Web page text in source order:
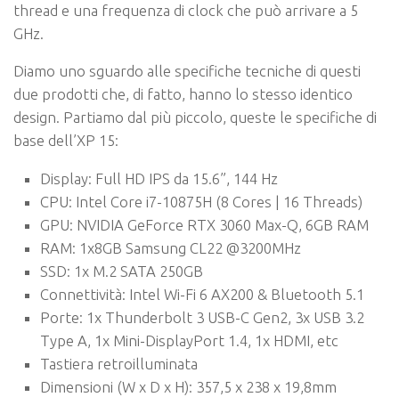
thread e una frequenza di clock che può arrivare a 5
GHz.
Diamo uno sguardo alle specifiche tecniche di questi
due prodotti che, di fatto, hanno lo stesso identico
design. Partiamo dal più piccolo, queste le specifiche di
base dell’XP 15:
Display: Full HD IPS da 15.6”, 144 Hz
CPU: Intel Core i7-10875H (8 Cores | 16 Threads)
GPU: NVIDIA GeForce RTX 3060 Max-Q, 6GB RAM
RAM: 1x8GB Samsung CL22 @3200MHz
SSD: 1x M.2 SATA 250GB
Connettività: Intel Wi-Fi 6 AX200 & Bluetooth 5.1
Porte: 1x Thunderbolt 3 USB-C Gen2, 3x USB 3.2
Type A, 1x Mini-DisplayPort 1.4, 1x HDMI, etc
Tastiera retroilluminata
Dimensioni (W x D x H): 357,5 x 238 x 19,8mm